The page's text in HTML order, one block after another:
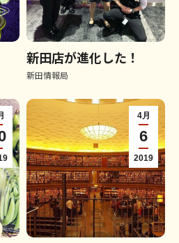
新田店が進化した！
新田情報局
4月
6
2019